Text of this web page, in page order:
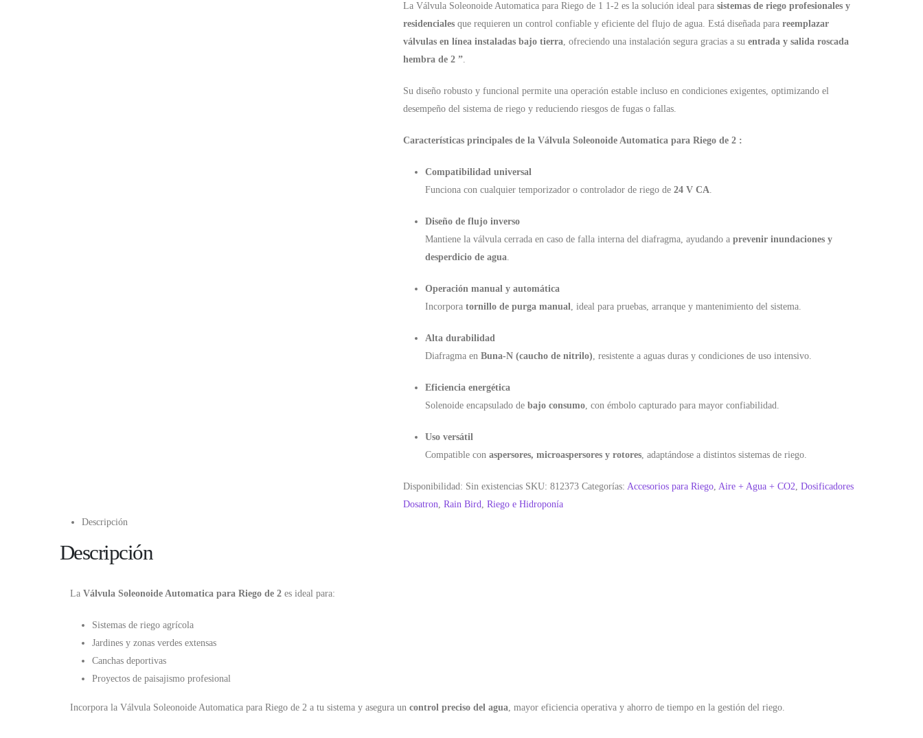
La Válvula Soleonoide Automatica para Riego de 1 1-2 es la solución ideal para sistemas de riego profesionales y
residenciales que requieren un control confiable y eficiente del flujo de agua. Está diseñada para reemplazar
válvulas en línea instaladas bajo tierra, ofreciendo una instalación segura gracias a su entrada y salida roscada
hembra de 2 ”.
Su diseño robusto y funcional permite una operación estable incluso en condiciones exigentes, optimizando el
desempeño del sistema de riego y reduciendo riesgos de fugas o fallas.
Características principales de la Válvula Soleonoide Automatica para Riego de 2 :
Compatibilidad universal
Funciona con cualquier temporizador o controlador de riego de 24 V CA.
Diseño de flujo inverso
Mantiene la válvula cerrada en caso de falla interna del diafragma, ayudando a prevenir inundaciones y
desperdicio de agua.
Operación manual y automática
Incorpora tornillo de purga manual, ideal para pruebas, arranque y mantenimiento del sistema.
Alta durabilidad
Diafragma en Buna-N (caucho de nitrilo), resistente a aguas duras y condiciones de uso intensivo.
Eficiencia energética
Solenoide encapsulado de bajo consumo, con émbolo capturado para mayor confiabilidad.
Uso versátil
Compatible con aspersores, microaspersores y rotores, adaptándose a distintos sistemas de riego.
Disponibilidad: Sin existencias SKU: 812373 Categorías: Accesorios para Riego, Aire + Agua + CO2, Dosificadores
Dosatron, Rain Bird, Riego e Hidroponía
Descripción
Descripción
La Válvula Soleonoide Automatica para Riego de 2 es ideal para:
Sistemas de riego agrícola
Jardines y zonas verdes extensas
Canchas deportivas
Proyectos de paisajismo profesional
Incorpora la Válvula Soleonoide Automatica para Riego de 2 a tu sistema y asegura un control preciso del agua, mayor eficiencia operativa y ahorro de tiempo en la gestión del riego.